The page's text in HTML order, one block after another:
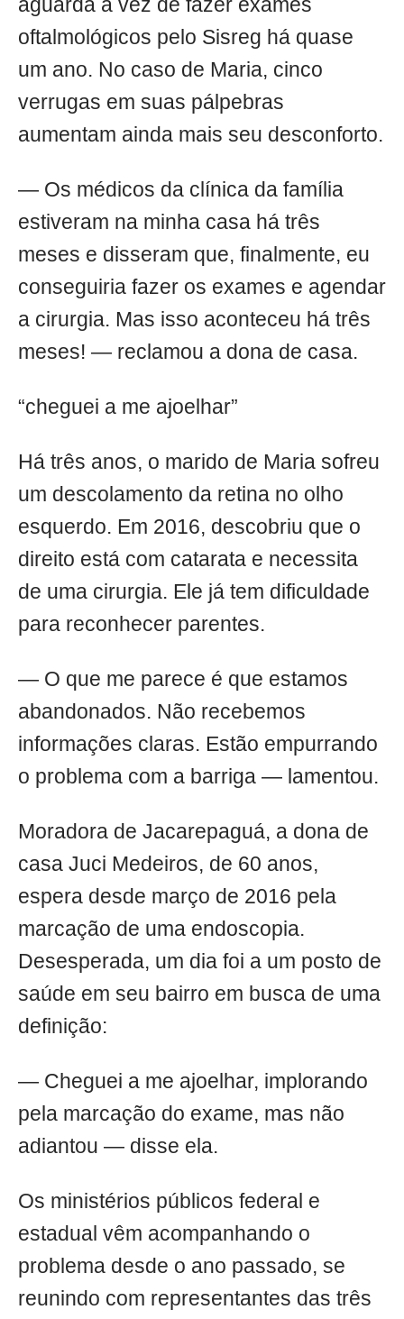
aguarda a vez de fazer exames
oftalmológicos pelo Sisreg há quase
um ano. No caso de Maria, cinco
verrugas em suas pálpebras
aumentam ainda mais seu desconforto.
— Os médicos da clínica da família
estiveram na minha casa há três
meses e disseram que, finalmente, eu
conseguiria fazer os exames e agendar
a cirurgia. Mas isso aconteceu há três
meses! — reclamou a dona de casa.
“cheguei a me ajoelhar”
Há três anos, o marido de Maria sofreu
um descolamento da retina no olho
esquerdo. Em 2016, descobriu que o
direito está com catarata e necessita
de uma cirurgia. Ele já tem dificuldade
para reconhecer parentes.
— O que me parece é que estamos
abandonados. Não recebemos
informações claras. Estão empurrando
o problema com a barriga — lamentou.
Moradora de Jacarepaguá, a dona de
casa Juci Medeiros, de 60 anos,
espera desde março de 2016 pela
marcação de uma endoscopia.
Desesperada, um dia foi a um posto de
saúde em seu bairro em busca de uma
definição:
— Cheguei a me ajoelhar, implorando
pela marcação do exame, mas não
adiantou — disse ela.
Os ministérios públicos federal e
estadual vêm acompanhando o
problema desde o ano passado, se
reunindo com representantes das três